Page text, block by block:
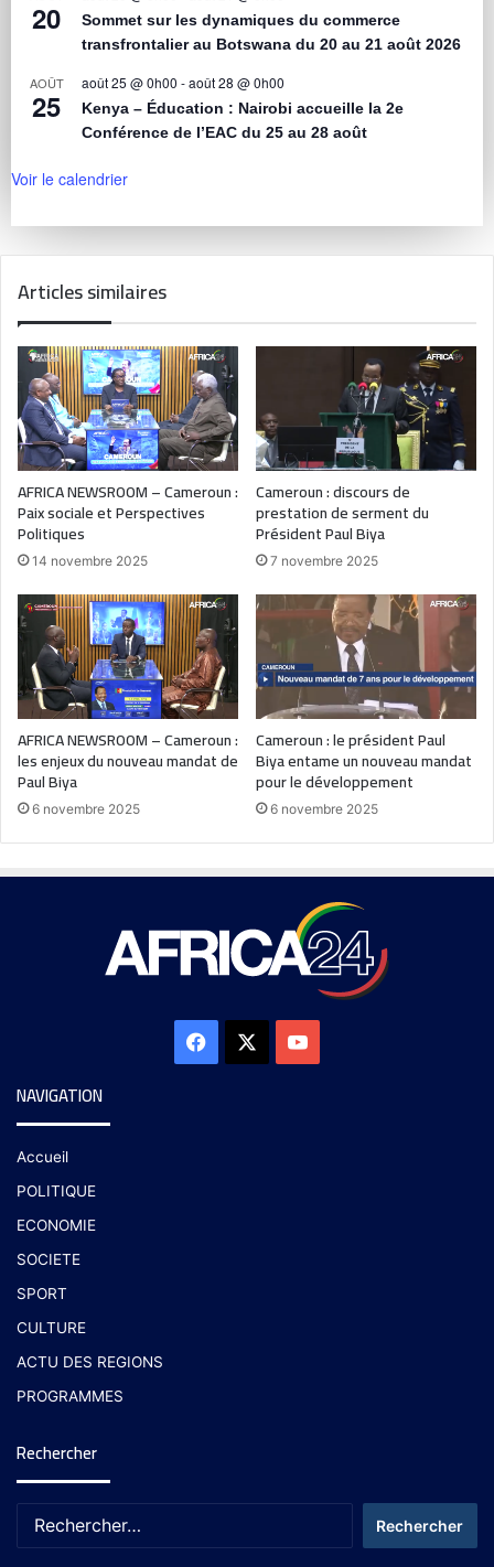
20
Sommet sur les dynamiques du commerce
transfrontalier au Botswana du 20 au 21 août 2026
AOÛT
25
août 25 @ 0h00 -août 28 @ 0h00
Kenya – Éducation : Nairobi accueille la 2e
Conférence de l’EAC du 25 au 28 août
Voir le calendrier
Articles similaires
AFRICA NEWSROOM – Cameroun :
Paix sociale et Perspectives
Politiques
14 novembre 2025
Cameroun : discours de
prestation de serment du
Président Paul Biya
7 novembre 2025
AFRICA NEWSROOM – Cameroun :
les enjeux du nouveau mandat de
Paul Biya
6 novembre 2025
Cameroun : le président Paul
Biya entame un nouveau mandat
pour le développement
6 novembre 2025
NAVIGATION
Accueil
POLITIQUE
ECONOMIE
SOCIETE
SPORT
CULTURE
ACTU DES REGIONS
PROGRAMMES
Rechercher